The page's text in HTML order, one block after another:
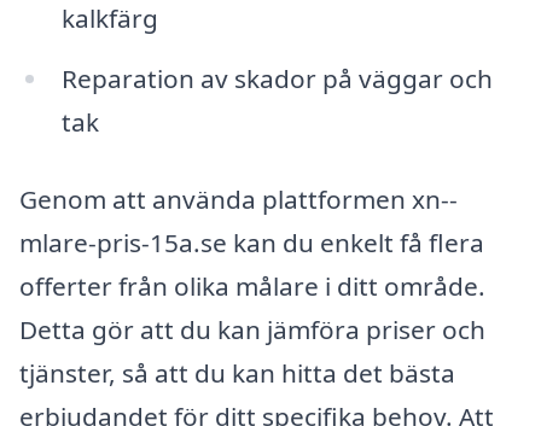
kalkfärg
Reparation av skador på väggar och
tak
Genom att använda plattformen xn--
mlare-pris-15a.se kan du enkelt få flera
offerter från olika målare i ditt område.
Detta gör att du kan jämföra priser och
tjänster, så att du kan hitta det bästa
erbjudandet för ditt specifika behov. Att